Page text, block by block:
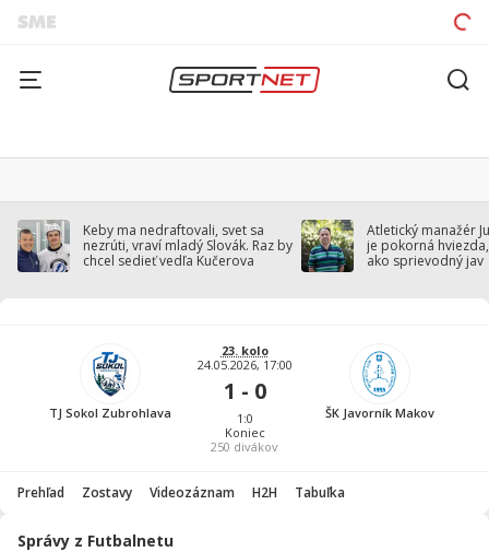
Keby ma nedraftovali, svet sa
nezrúti, vraví mladý Slovák. Raz by
chcel sedieť vedľa Kučerova
Atletický manažér
je pokorná
ako sprievodný jav
TJ Sokol Zubrohlava
23. kolo
24.05.2026, 17:00
1 - 0
1:0
Koniec
250 divákov
ŠK Javorník Makov
Prehľad Zostavy Videozáznam H2H Tabuľka
Správy z Futbalnetu